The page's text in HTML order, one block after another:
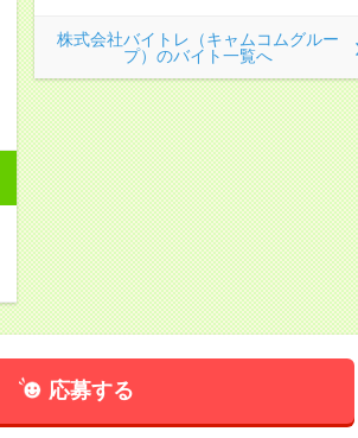
株式会社バイトレ（キャムコムグルー
プ）のバイト一覧へ
応募する